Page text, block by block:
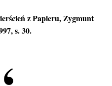
z Papieru, Zygmunt
s. 30.